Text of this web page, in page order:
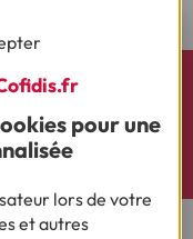
le résultat de nos
pour une
lors de votre
et autres